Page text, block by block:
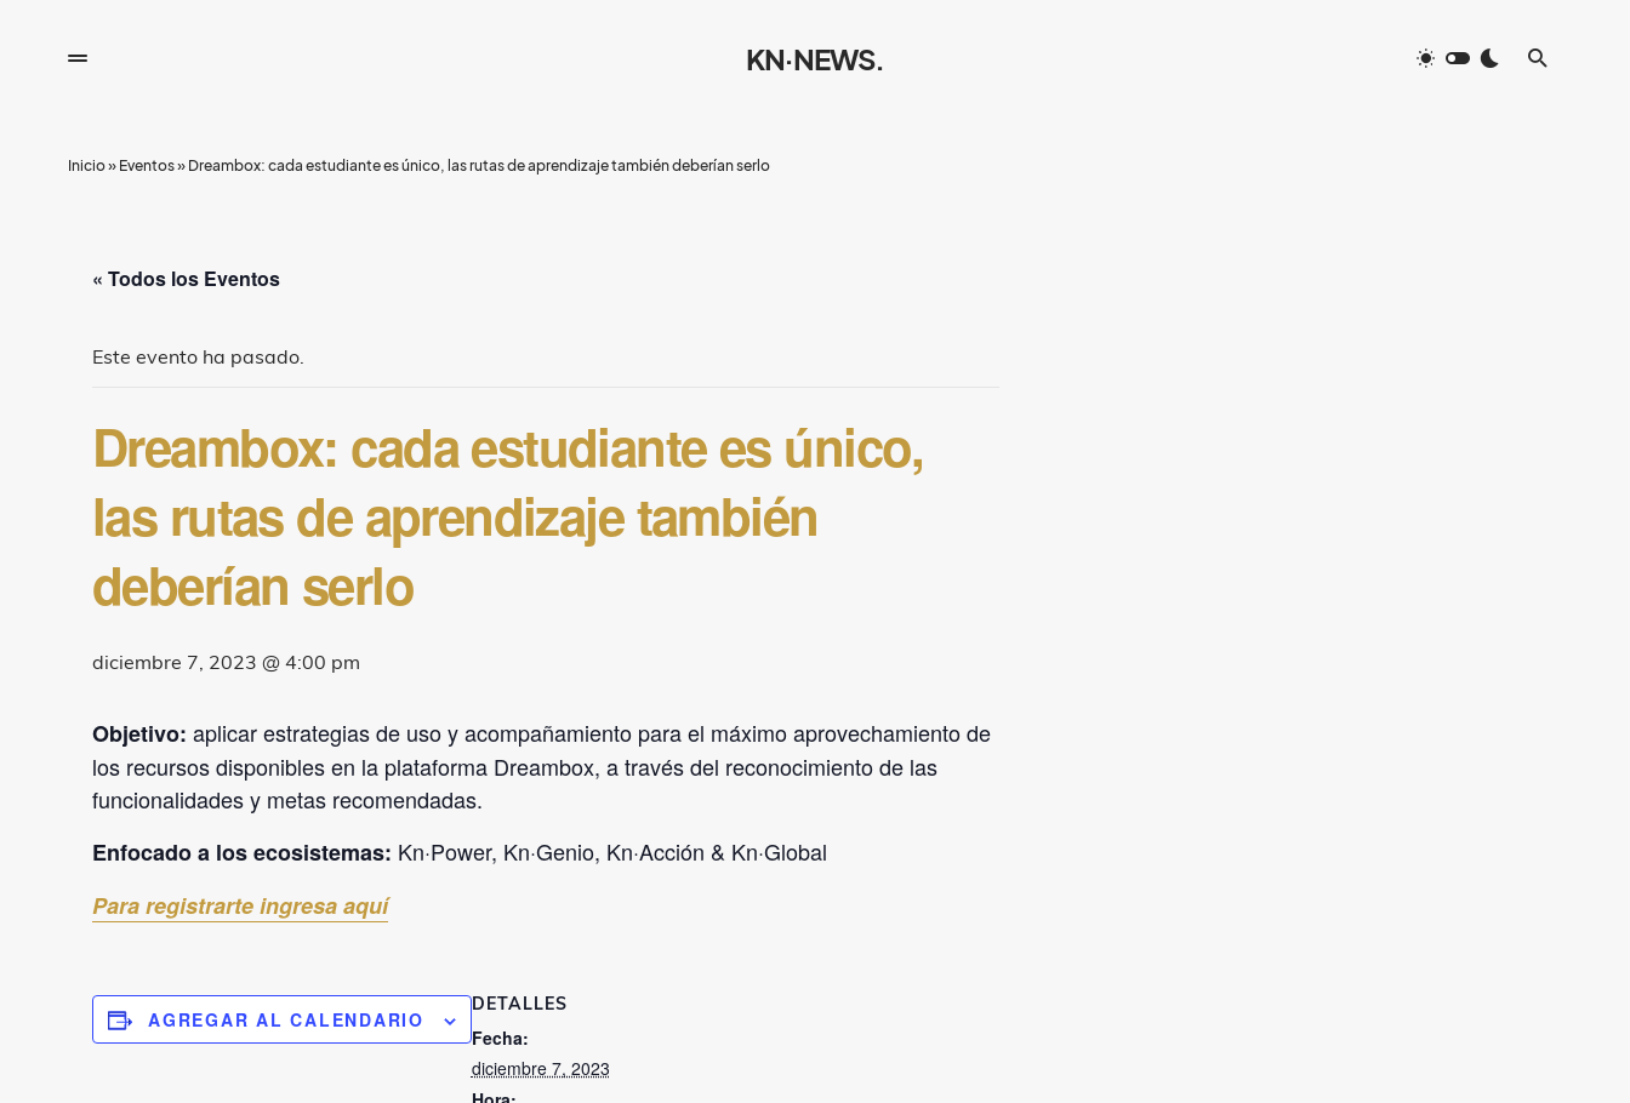
KN·NEWS.
Inicio» Eventos» Dreambox: cada estudiante es único, las rutas de aprendizaje también deberían serlo
« Todos los Eventos
Este evento ha pasado.
Dreambox: cada estudiante es único,
las rutas de aprendizaje también
deberían serlo
diciembre 7, 2023 @ 4:00 pm
Objetivo: aplicar estrategias de uso y acompañamiento para el máximo aprovechamiento de
los recursos disponibles en la plataforma Dreambox, a través del reconocimiento de las
funcionalidades y metas recomendadas.
Enfocado a los ecosistemas: Kn·Power, Kn·Genio, Kn·Acción & Kn·Global
Para registrarte ingresa aquí
AGREGAR AL CALENDARIO
DETALLES
Fecha:
diciembre 7, 2023